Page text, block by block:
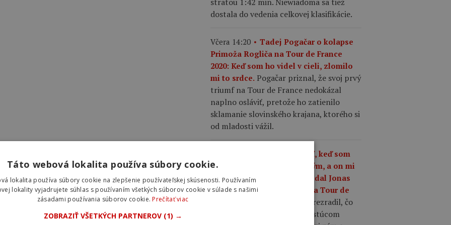
dostala do vedenia celkovej klasifikácie.
Včera 14:20
Tadej Pogačar o kolapse
Primoža Rogliča na Tour de France
2020: Keď som ho videl v cieli, zlomilo
mi to srdce. Pogačar priznal, že svoj prvý
triumf na Tour de France nedokázal
naplno osláviť, pretože ho zatienilo
sklamanie slovinského krajana, ktorého si
od mladosti vážil.
„Čo mám robiť, keď som
lepší ako kedykoľvek predtým, a on mi
napriek tomu odíde?,“ povedal Jonas
Vingegaard o Pogačarovi na Tour de
Mattias Skjelmose prezradil, čo
mu povedal Vingegaard o rastúcom
Táto webová lokalita používa súbory cookie.
lokalita používa súbory cookie na zlepšenie používateľskej skúsenosti. Používaním
lokality vyjadrujete súhlas s používaním všetkých súborov cookie v súlade s našimi
zásadami používania súborov cookie.Prečítať viac
ZOBRAZIŤ VŠETKÝCH PARTNEROV (1) →